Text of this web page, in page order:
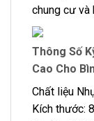
chung cư và
Thông Số
Cao Cho
Chất liệu
Kích thước: